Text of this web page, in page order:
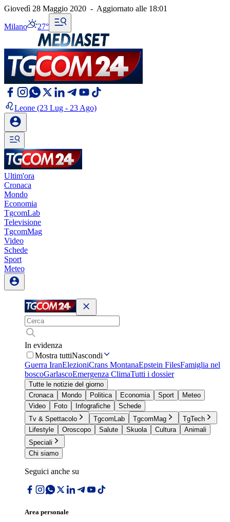
Giovedì 28 Maggio 2020 - Aggiornato alle 18:01
Milano 27°
Leone (23 Lug - 23 Ago)
Ultim'ora
Cronaca
Mondo
Economia
TgcomLab
Televisione
TgcomMag
Video
Schede
Sport
Meteo
In evidenza
Mostra tuttiNascondi
Guerra IranElezioniCrans MontanaEpstein FilesFamiglia nel
boscoGarlascoEmergenza ClimaTutti i dossier
Tutte le notizie del giorno
Cronaca
Mondo Politica Economia Sport
Meteo
Video
Foto Infografiche
Schede
Tv & Spettacolo
TgcomLab TgcomMag
TgTech
Lifestyle
Oroscopo Salute Skuola Cultura
Animali
Speciali
Chi siamo
Seguici anche su
Area personale